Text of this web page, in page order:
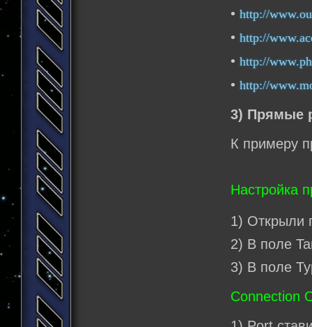
•http://
•http://
•http://
•http://
3) Прямые
К примеру
Настройка
1) Открыли
2) В поле
3) В поле
Connection